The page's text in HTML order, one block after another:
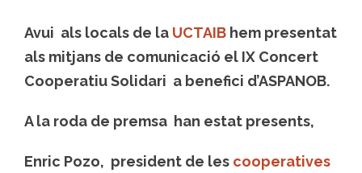
Avui als locals de la UCTAIB hem presentat
als mitjans de comunicació el IX Concert
Cooperatiu Solidari a benefici d’ASPANOB.
A la roda de premsa han estat presents,
Enric Pozo, president de les cooperatives